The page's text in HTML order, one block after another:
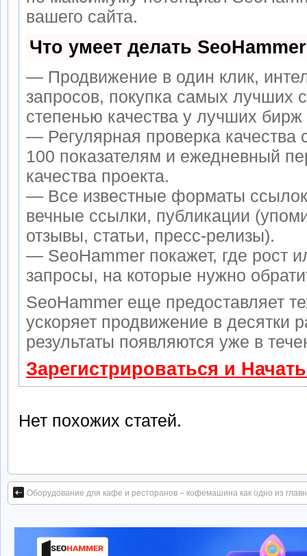
вашего сайта.
Что умеет делать SeoHammer
— Продвижение в один клик,
запросов, покупка самых лучших
степенью качества у лучших
— Регулярная проверка качества
100 показателям и ежедневный
качества проекта.
— Все известные форматы
вечные ссылки, публикации
отзывы, статьи, пресс-релизы).
— SeoHammer покажет, где рост
запросы, на которые нужно
SeoHammer еще предоставляет
ускоряет продвижение в десятки
результаты появляются уже в
Зарегистрироваться и
Нет похожих статей.
Оборудование для кафе и ресторанов – кофемашина как одно из